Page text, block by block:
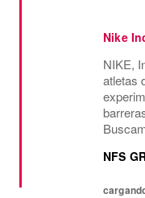
Nike
NIKE,
atletas
NFS